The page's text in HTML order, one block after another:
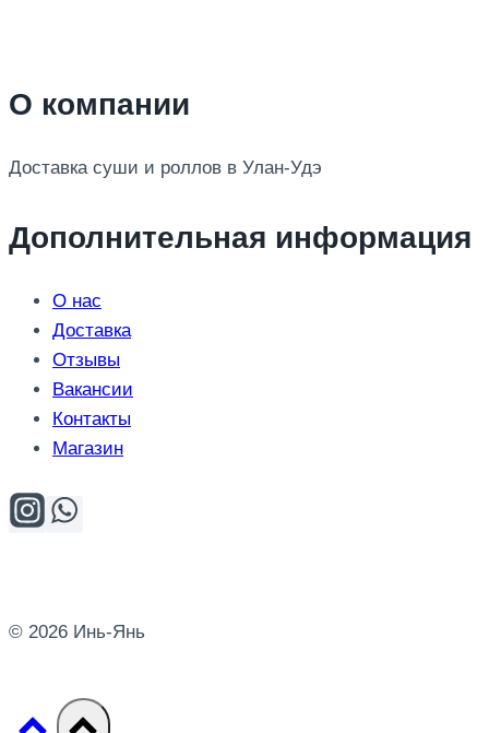
О компании
Доставка суши и роллов в Улан-Удэ
Дополнительная информация
О нас
Доставка
Отзывы
Вакансии
Контакты
Магазин
© 2026 Инь-Янь